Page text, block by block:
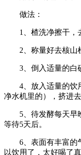
做法：
1、楂洗净擦干，去
2、称量好去核山楂
3、倒入适量的白砂
4、放入适量的饮用
净水机里的），挤进去
5、待发酵每天早
等待5天后。
6、表面有丰富的
以饮用了，太好喝了真